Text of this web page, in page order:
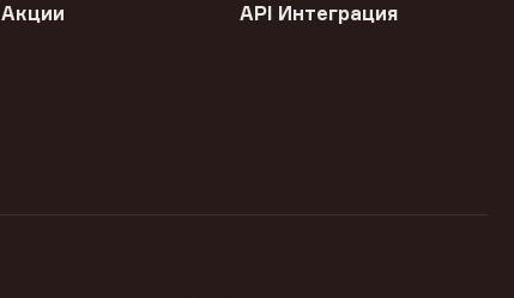
Акции API Интеграция